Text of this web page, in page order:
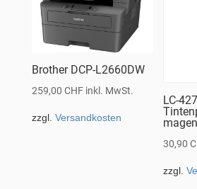
Brother DCP-L2660DW
259,00 CHF inkl. MwSt.
zzgl. Versandkosten
LC-
30,90
zzgl.